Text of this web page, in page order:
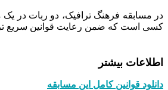
در مسابقه فرهنگ ترافیک، دو ربات در یک
کسی است که ضمن رعایت قوانین سریع
اطلاعات بیشتر
دانلود قوانین کامل این مسابقه